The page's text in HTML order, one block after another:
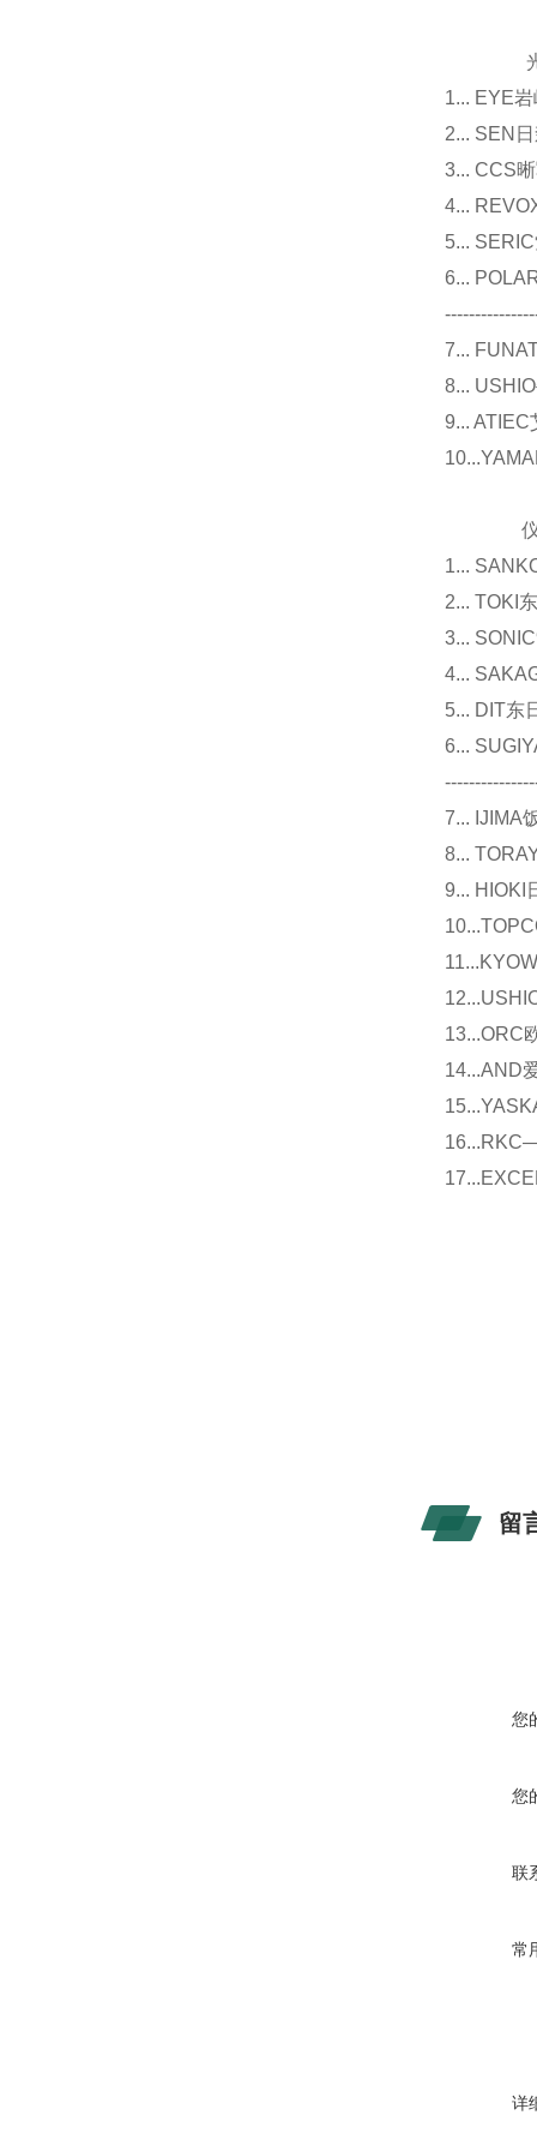
光源
1... EYE
2... SEN
3... CCS
4...
5...
6...
7...
8...
9...
仪器
1...
2... TOKI
3...
4...
5... DIT东
6...
7... IJIMA
8...
9... HIOKI
13...ORC
14...AND
留
您
您
联
常
详